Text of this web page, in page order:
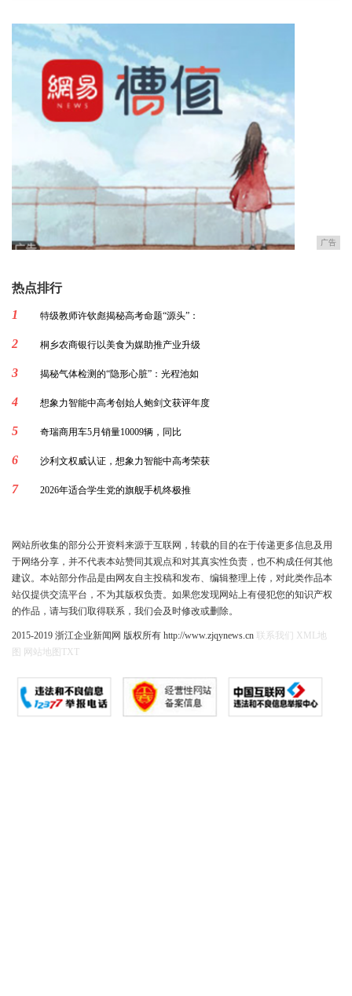
广告
热点排行
1
特级教师许钦彪揭秘高考命题“源头”：
2 桐乡农商银行以美食为媒助推产业升级
3 揭秘气体检测的“隐形心脏”：光程池如
4 想象力智能中高考创始人鲍剑文获评年度
5 奇瑞商用车5月销量10009辆，同比
6 沙利文权威认证，想象力智能中高考荣获
7 2026年适合学生党的旗舰手机终极推
网站所收集的部分公开资料来源于互联网，转载的目的在于传递更多信息及用
于网络分享，并不代表本站赞同其观点和对其真实性负责，也不构成任何其他
建议。本站部分作品是由网友自主投稿和发布、编辑整理上传，对此类作品本
站仅提供交流平台，不为其版权负责。如果您发现网站上有侵犯您的知识产权
的作品，请与我们取得联系，我们会及时修改或删除。
2015-2019 浙江企业新闻网 版权所有 http://www.zjqynews.cn 联系我们
XML地
图
网站地图 TXT